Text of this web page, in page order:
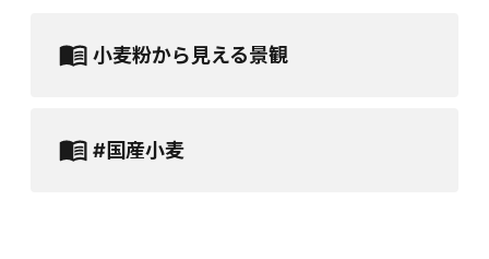
小麦粉から見える景観
#国産小麦